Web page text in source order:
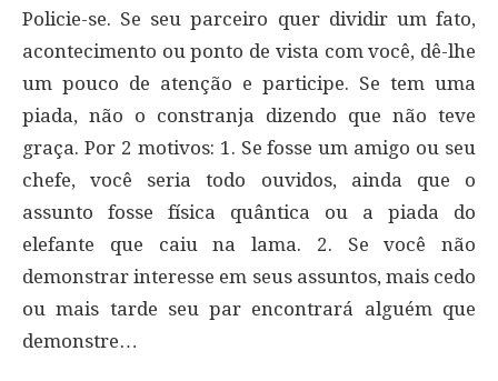
Policie-se. Se seu parceiro quer dividir um fato,
acontecimento ou ponto de vista com você, dê-lhe
um pouco de atenção e participe. Se tem uma
piada, não o constranja dizendo que não teve
graça. Por 2 motivos: 1. Se fosse um amigo ou seu
chefe, você seria todo ouvidos, ainda que o
assunto fosse física quântica ou a piada do
elefante que caiu na lama. 2. Se você não
demonstrar interesse em seus assuntos, mais cedo
ou mais tarde seu par encontrará alguém que
demonstre…